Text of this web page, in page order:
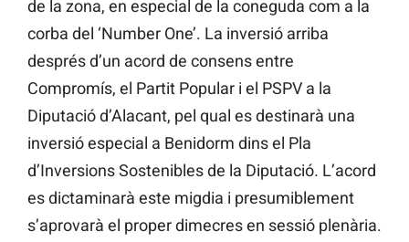
de la zona, en especial de la coneguda com a la
corba del ‘Number One’. La inversió arriba
després d’un acord de consens entre
Compromís, el Partit Popular i el PSPV a la
Diputació d’Alacant, pel qual es destinarà una
inversió especial a Benidorm dins el Pla
d’Inversions Sostenibles de la Diputació. L’acord
es dictaminarà este migdia i presumiblement
s’aprovarà el proper dimecres en sessió plenària.